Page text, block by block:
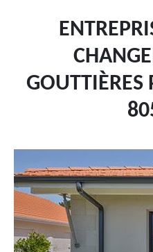
GOUTTIÈRES